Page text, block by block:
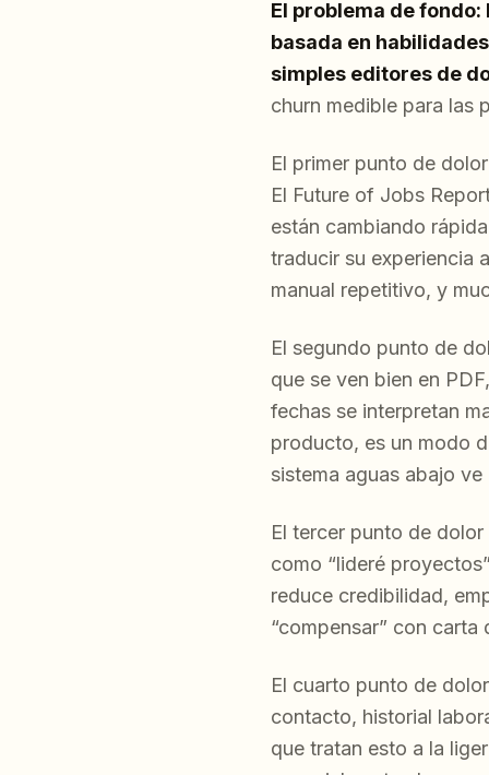
El problema de
basada en
simples editores de
churn medible para las
El primer punto de
El Future of Jobs
están cambiando
traducir su experiencia
manual repetitivo, y
El segundo punto de
que se ven bien en
fechas se interpretan
producto, es un modo
sistema aguas abajo
El tercer punto de
como “lideré
reduce credibilidad,
“compensar” con
El cuarto punto de
contacto, historial
que tratan esto a la